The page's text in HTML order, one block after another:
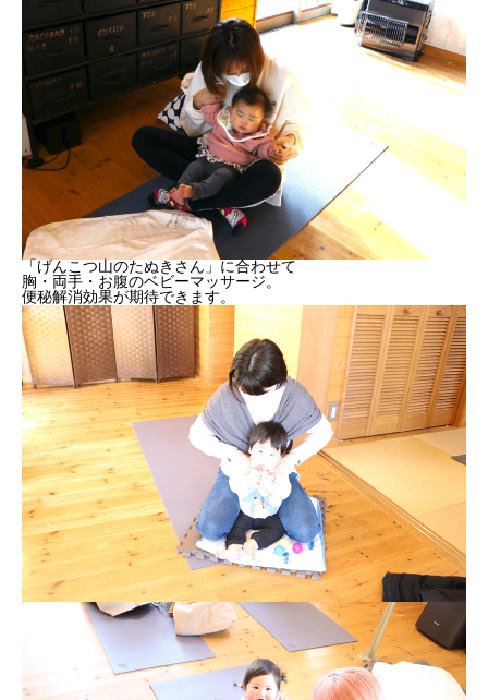
「げんこつ山のたぬきさん」に合わせて
胸・両手・お腹のベビーマッサージ。
便秘解消効果が期待できます。